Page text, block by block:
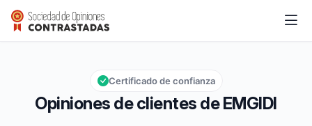
EMGIDI
Calificación global: 9,6 de 10
9,6/10
Opiniones de clientes de EMGIDI
Certificado de confianza